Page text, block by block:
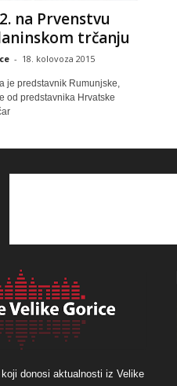
na Prvenstvu
trčanju
- 18. kolovoza 2015
je predstavnik Rumunjske,
od predstavnika Hrvatske
donosi aktualnosti iz Velike